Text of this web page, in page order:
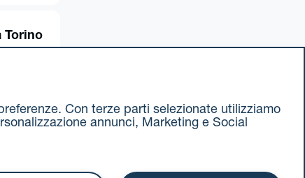
Torino
Con terze parti selezionate utilizziamo
annunci, Marketing e Social